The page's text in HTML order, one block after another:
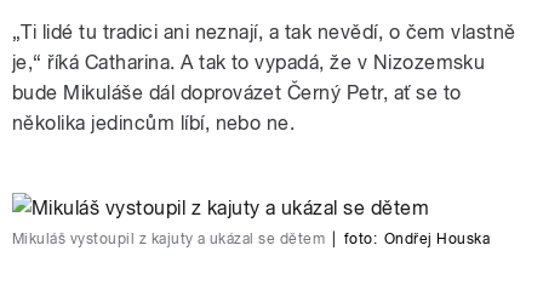
„Ti lidé tu tradici ani neznají, a tak nevědí, o čem vlastně
je,“ říká Catharina. A tak to vypadá, že v Nizozemsku
bude Mikuláše dál doprovázet Černý Petr, ať se to
několika jedincům líbí, nebo ne.
Mikuláš vystoupil z kajuty a ukázal se dětem foto: Ondřej Houska